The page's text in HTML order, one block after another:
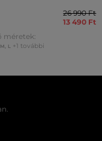
26 990 Ft
13 490 Ft
méretek:
M L +1 további